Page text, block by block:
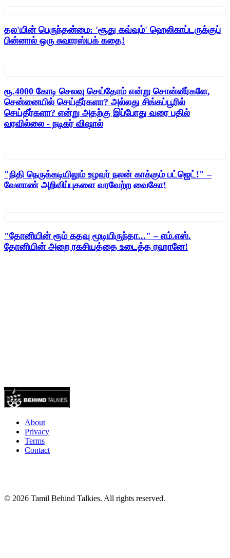
தல'யின் பெருந்தன்மை: 'சூது கவ்வும்' ஹெலிகாப்டருக்குப்
பின்னால் ஒரு சுவாரஸ்யக் கதை!
ரூ.4000 கோடி செலவு செய்தோம் என்று சொன்னீர்களே,
சென்னையில் செய்தீர்களா? அல்லது சிங்கப்பூரில்
செய்தீர்களா? என்று அதற்கு இப்போது வரை பதில்
வரவில்லை - நடிகர் விஷால்
"நிதி நெருக்கடியிலும் உழவர் நலன் காக்கும் பட்ஜெட்!" –
வேளாண் அறிவிப்புகளை வரவேற்ற வைகோ!
"தோனியின் ரூம் கதவு மூடியிருந்தா..." – எம்.எஸ்.
தோனியின் அறை ரகசியத்தை உடைத்த ரஹானே!
About
Privacy
Terms
Contact
© 2026 Tamil Behind Talkies. All rights reserved.